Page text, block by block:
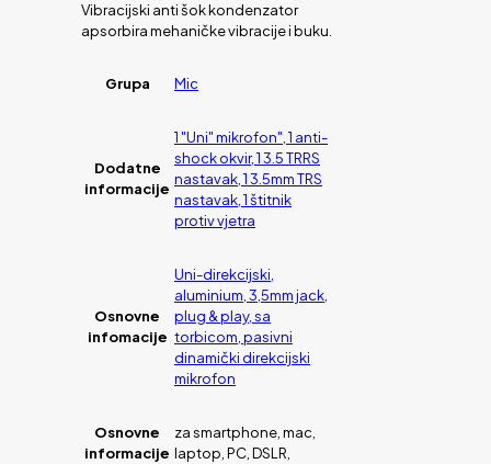
Vibracijski anti šok kondenzator
apsorbira mehaničke vibracije i buku.
Grupa Mic
Dodatne
informacije
1 "Uni" mikrofon", 1 anti-
shock okvir, 1 3.5 TRRS
nastavak, 1 3.5mm TRS
nastavak, 1 štitnik
protiv vjetra
Osnovne
infomacije
Uni-direkcijski,
aluminium, 3,5mm jack,
plug & play, sa
torbicom, pasivni
dinamički direkcijski
mikrofon
Osnovne
informacije
za smartphone, mac,
laptop, PC, DSLR,